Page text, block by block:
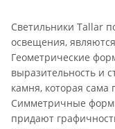
Светильники Tallar
освещения,
Геометрические
выразительность и
камня, которая сама
Симметричные
придают